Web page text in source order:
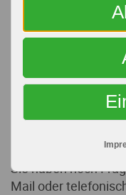
VIDEO-
Sie haben noch
Mail oder